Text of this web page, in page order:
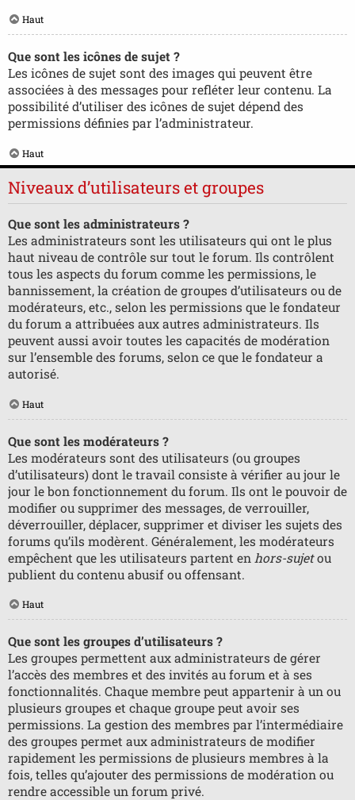
Haut
Que sont les icônes de sujet ?
Les icônes de sujet sont des images qui peuvent être
associées à des messages pour refléter leur contenu. La
possibilité d’utiliser des icônes de sujet dépend des
permissions définies par l’administrateur.
Haut
Niveaux d’utilisateurs et groupes
Que sont les administrateurs ?
Les administrateurs sont les utilisateurs qui ont le plus
haut niveau de contrôle sur tout le forum. Ils contrôlent
tous les aspects du forum comme les permissions, le
bannissement, la création de groupes d’utilisateurs ou de
modérateurs, etc., selon les permissions que le fondateur
du forum a attribuées aux autres administrateurs. Ils
peuvent aussi avoir toutes les capacités de modération
sur l’ensemble des forums, selon ce que le fondateur a
autorisé.
Haut
Que sont les modérateurs ?
Les modérateurs sont des utilisateurs (ou groupes
d’utilisateurs) dont le travail consiste à vérifier au jour le
jour le bon fonctionnement du forum. Ils ont le pouvoir de
modifier ou supprimer des messages, de verrouiller,
déverrouiller, déplacer, supprimer et diviser les sujets des
forums qu’ils modèrent. Généralement, les modérateurs
empêchent que les utilisateurs partent en hors-sujetou
publient du contenu abusif ou offensant.
Haut
Que sont les groupes d’utilisateurs ?
Les groupes permettent aux administrateurs de gérer
l’accès des membres et des invités au forum et à ses
fonctionnalités. Chaque membre peut appartenir à un ou
plusieurs groupes et chaque groupe peut avoir ses
permissions. La gestion des membres par l’intermédiaire
des groupes permet aux administrateurs de modifier
rapidement les permissions de plusieurs membres à la
fois, telles qu’ajouter des permissions de modération ou
rendre accessible un forum privé.